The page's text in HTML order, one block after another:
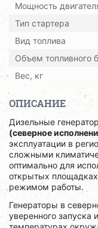
Мощность
Тип стартера
Вид топлива
Объем топливного
Вес, кг
ОПИСАНИЕ
Дизельные
(северное
эксплуатации в
сложными
оптимально для
открытых
режимом работы.
Генераторы в
уверенного запуска